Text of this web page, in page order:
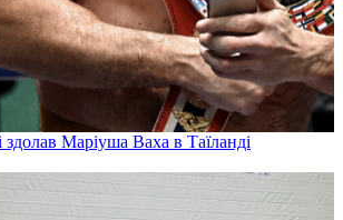
Маріуша Ваха в Таїланді